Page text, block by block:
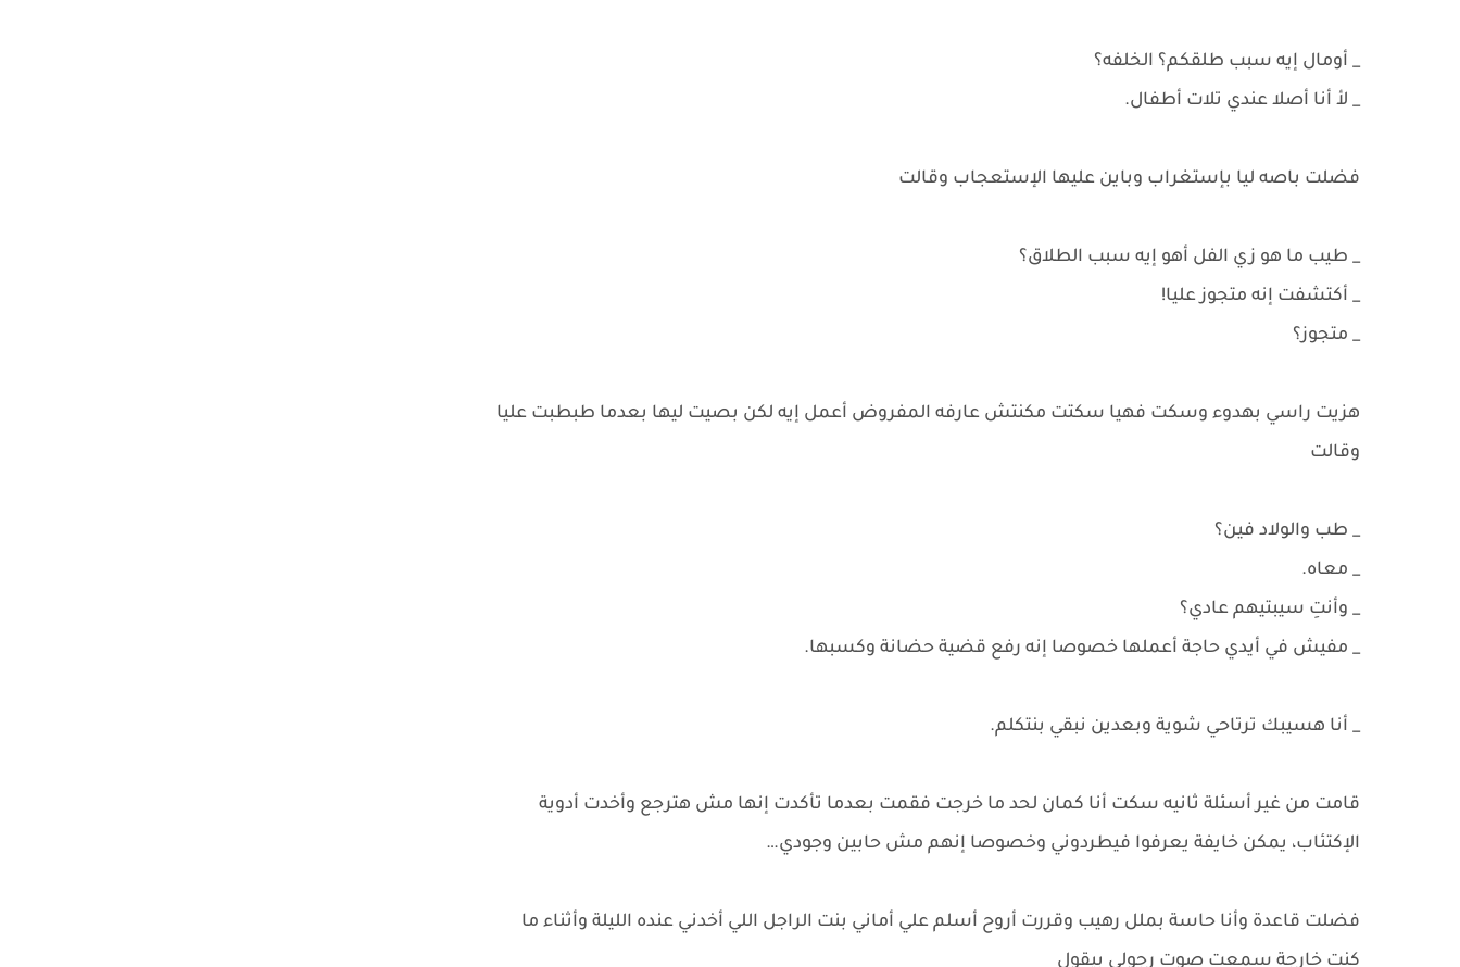
_ أومال إيه سبب طلقكم؟ الخلفه؟
_ لأ أنا أصلا عندي تلات أطفال.
فضلت باصه ليا بإستغراب وباين عليها الإستعجاب وقالت
_ طيب ما هو زي الفل أهو إيه سبب الطلاق؟
_ أكتشفت إنه متجوز عليا!
_ متجوز؟
هزيت راسي بهدوء وسكت فهيا سكتت مكنتش عارفه المفروض أعمل إيه لكن بصيت ليها بعدما طبطبت عليا
وقالت
_ طب والولاد فين؟
_ معاه.
_ وأنتِ سيبتيهم عادي؟
_ مفيش في أيدي حاجة أعملها خصوصا إنه رفع قضية حضانة وكسبها.
_ أنا هسيبك ترتاحي شوية وبعدين نبقي بنتكلم.
قامت من غير أسئلة ثانيه سكت أنا كمان لحد ما خرجت فقمت بعدما تأكدت إنها مش هترجع وأخدت أدوية
الإكتئاب، يمكن خايفة يعرفوا فيطردوني وخصوصا إنهم مش حابين وجودي…
فضلت قاعدة وأنا حاسة بملل رهيب وقررت أروح أسلم علي أماني بنت الراجل اللي أخدني عنده الليلة وأثناء ما
كنت خارجة سمعت صوت رجولي بيقول